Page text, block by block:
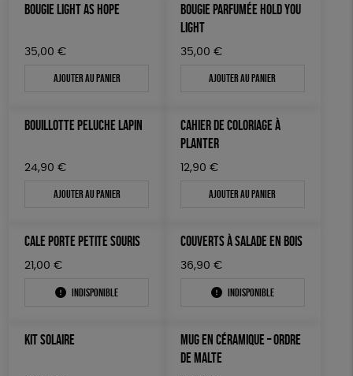
MAISON
BIEN-ÊTRE
LIVRES
Par défaut
Nouveauté
Prix : du - cher au + cher
50 € - 100 €
150 € - 200 €
Couleur
Mots clés
Biodégradable
FSC Fabrication artisanale PEFC
Fabriqué en Espagne ESAT
BOUGIE LIGHT AS HOPE
35,00 €
Ajouter au panier
BOUGIE PARFUMÉE HOLD YOU
LIGHT
35,00 €
Ajouter au panier
BOUILLOTTE PELUCHE LAPIN
24,90 €
Ajouter au panier
CAHIER DE COLORIAGE À
PLANTER
12,90 €
Ajouter au panier
CALE PORTE PETITE SOURIS
21,00 €
Indisponible
COUVERTS À SALADE EN BOIS
36,90 €
Indisponible
KIT SOLAIRE
MUG EN CÉRAMIQUE – ORDRE
DE MALTE